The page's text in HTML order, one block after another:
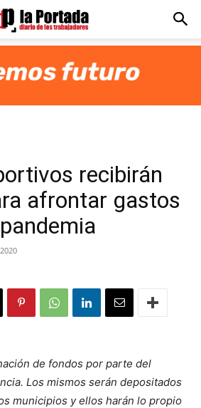
recibirán
afrontar gastos
de fondos por parte del
Los mismos serán depositados
municipios y ellos harán lo propio